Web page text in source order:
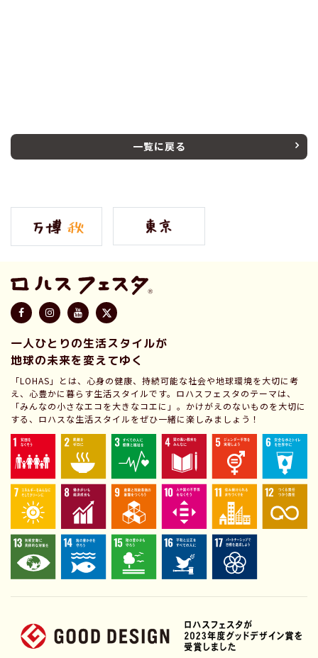
一覧に戻る
一人ひとりの生活スタイルが
地球の未来を変えてゆく
「LOHAS」とは、心身の健康、持続可能な社会や地球環境を大切に考
え、心豊かに暮らす生活スタイルです。ロハスフェスタのテーマは、
「みんなの小さなエコを大きなコエに」。かけがえのないものを大切に
する、ロハスな生活スタイルをぜひ一緒に楽しみましょう！